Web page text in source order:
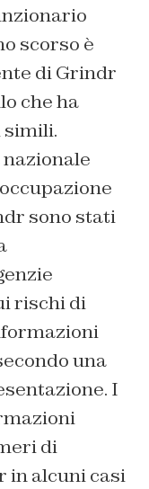
scorso è
di Grindr
che ha
simili.
sono stati
rischi di
una
I
di
in alcuni casi